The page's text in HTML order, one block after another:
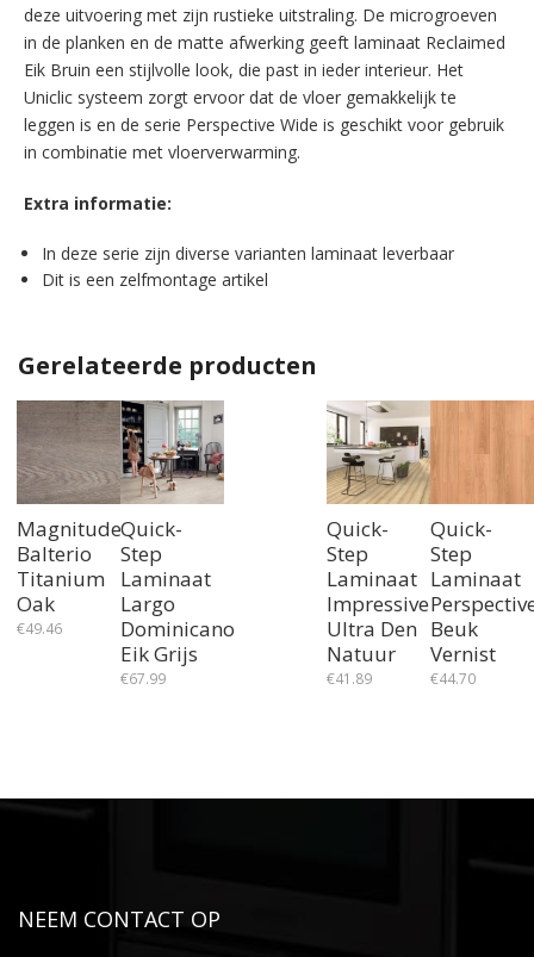
deze uitvoering met zijn rustieke uitstraling. De microgroeven
in de planken en de matte afwerking geeft laminaat Reclaimed
Eik Bruin een stijlvolle look, die past in ieder interieur. Het
Uniclic systeem zorgt ervoor dat de vloer gemakkelijk te
leggen is en de serie Perspective Wide is geschikt voor gebruik
in combinatie met vloerverwarming.
Extra informatie:
In deze serie zijn diverse varianten laminaat leverbaar
Dit is een zelfmontage artikel
Gerelateerde producten
Magnitude
Balterio
Titanium
Oak
€49.46
Quick-
Step
Laminaat
Beuk
Vernist
€44.70
Quick-
Step
Laminaat
Largo
Dominicano
Eik Grijs
€67.99
Quick-
Step
Laminaat
Impressive
Ultra Den
Natuur
€41.89
NEEM CONTACT OP